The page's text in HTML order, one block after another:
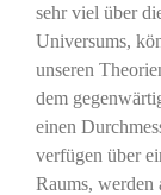
sehr viel über
Universums,
unseren
dem
einen
verfügen über
Raums, werden